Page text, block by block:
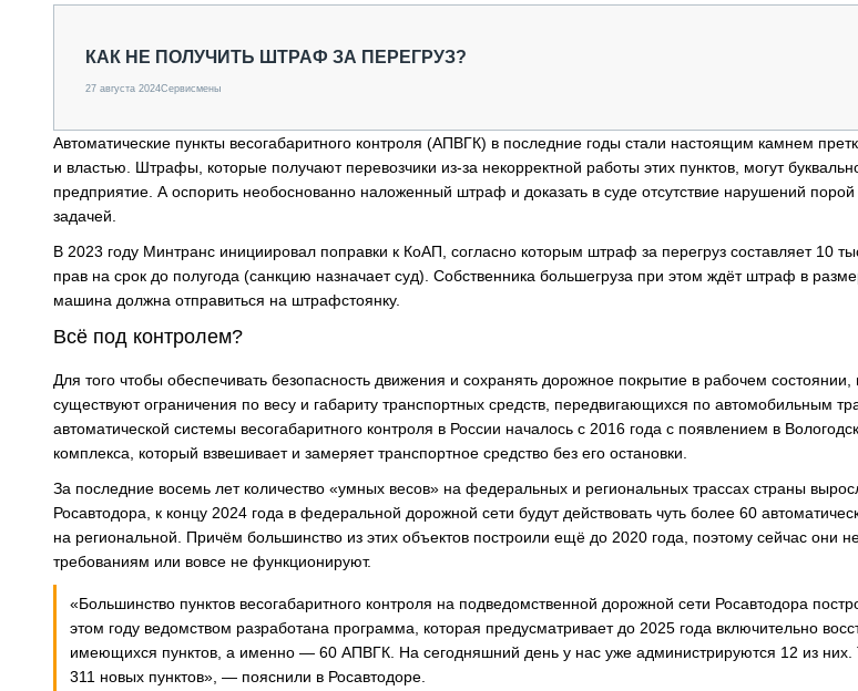
КАК НЕ ПОЛУЧИТЬ ШТРАФ ЗА ПЕРЕГРУЗ?
27 августа 2024Сервисмены
Автоматические пункты весогабаритного контроля (АПВГК) в последние годы стали настоящим камнем
и властью. Штрафы, которые получают перевозчики из-за некорректной работы этих пунктов, могут
предприятие. А оспорить необоснованно наложенный штраф и доказать в суде отсутствие нарушений порой
задачей.
В 2023 году Минтранс инициировал поправки к КоАП, согласно которым штраф за перегруз составляет 10
прав на срок до полугода (санкцию назначает суд). Собственника большегруза при этом ждёт штраф в
машина должна отправиться на штрафстоянку.
Всё под контролем?
Для того чтобы обеспечивать безопасность движения и сохранять дорожное покрытие в рабочем состоянии,
существуют ограничения по весу и габариту транспортных средств, передвигающихся по автомобильным
автоматической системы весогабаритного контроля в России началось с 2016 года с появлением в
комплекса, который взвешивает и замеряет транспортное средство без его остановки.
За последние восемь лет количество «умных весов» на федеральных и региональных трассах страны
Росавтодора, к концу 2024 года в федеральной дорожной сети будут действовать чуть более 60
на региональной. Причём большинство из этих объектов построили ещё до 2020 года, поэтому сейчас они
требованиям или вовсе не функционируют.
«Большинство пунктов весогабаритного контроля на подведомственной дорожной сети Росавтодора
этом году ведомством разработана программа, которая предусматривает до 2025 года включительно
имеющихся пунктов, а именно — 60 АПВГК. На сегодняшний день у нас уже администрируются 12 из них.
311 новых пунктов», — пояснили в Росавтодоре.